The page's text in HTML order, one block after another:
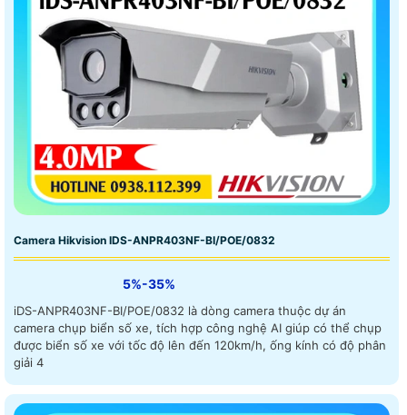
Camera Hikvision IDS-ANPR403NF-BI/POE/0832
5%-35%
iDS-ANPR403NF-BI/POE/0832 là dòng camera thuộc dự án
camera chụp biển số xe, tích hợp công nghệ AI giúp có thể chụp
được biển số xe với tốc độ lên đến 120km/h, ống kính có độ phân
giải 4